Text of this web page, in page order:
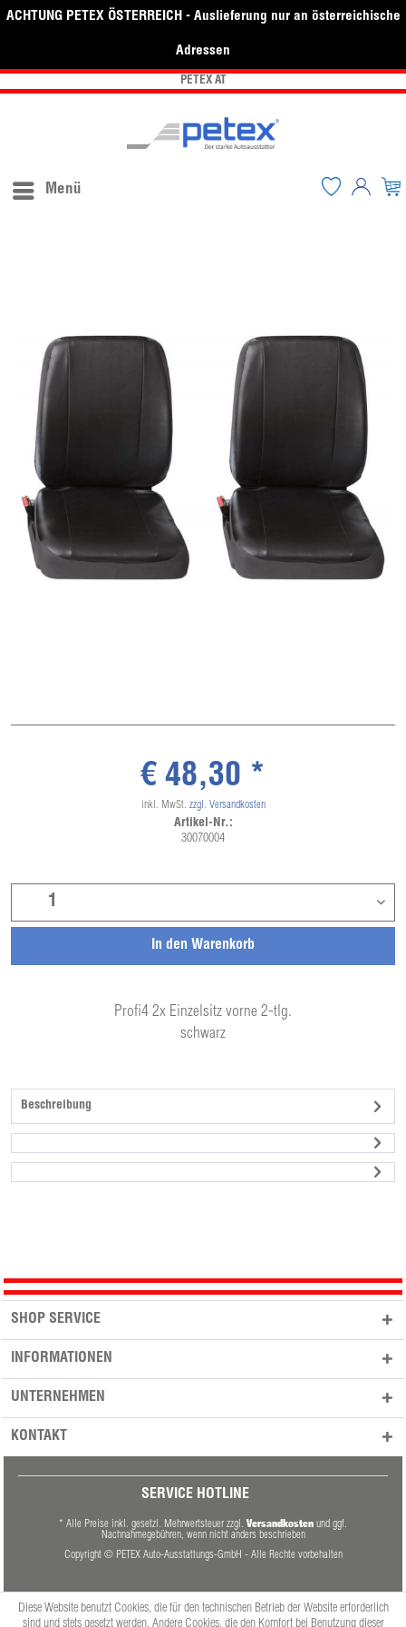
ACHTUNG PETEX ÖSTERREICH - Auslieferung nur an österreichische
Adressen
PETEX AT
Menü
Profi4 2x Einzelsitz vorne 2-tlg.
schwarz
In den Warenkorb
€ 48,30 *
inkl. MwSt. zzgl. Versandkosten
Artikel-Nr.:
30070004
Beschreibung
SHOP SERVICE
INFORMATIONEN
UNTERNEHMEN
KONTAKT
SERVICE HOTLINE
* Alle Preise inkl. gesetzl. Mehrwertsteuer zzgl. Versandkosten und ggf.
Nachnahmegebühren, wenn nicht anders beschrieben
Copyright © PETEX Auto-Ausstattungs-GmbH - Alle Rechte vorbehalten
Diese Website benutzt Cookies, die für den technischen Betrieb der Website erforderlich
sind und stets gesetzt werden. Andere Cookies, die den Komfort bei Benutzung dieser